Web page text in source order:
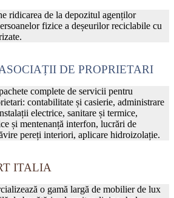
ridicarea de la depozitul agenților
fizice a deșeurilor reciclabile cu
DE PROPRIETARI
complete de servicii pentru
contabilitate și casierie, administrare
electrice, sanitare și termice,
și mentenanță interfon, lucrări de
pereți interiori, aplicare hidroizolație.
ITALIA
o gamă largă de mobilier de lux